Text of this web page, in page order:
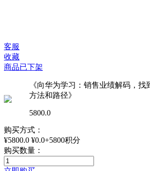
客服
收藏
商品已下架
《向华为学习：销售业绩解码，找
方法和路径》
5800.0
购买方式：
¥5800.0 ¥0.0+5800积分
购买数量：